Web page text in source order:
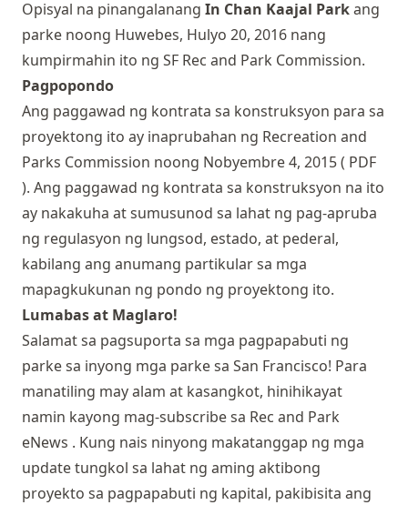
Opisyal na pinangalanang In Chan Kaajal Parkang
parke noong Huwebes, Hulyo 20, 2016 nang
kumpirmahin ito ng SF Rec and Park Commission.
Pagpopondo
Ang paggawad ng kontrata sa konstruksyon para sa
proyektong ito ay inaprubahan ng Recreation and
Parks Commission noong Nobyembre 4, 2015 ( PDF
). Ang paggawad ng kontrata sa konstruksyon na ito
ay nakakuha at sumusunod sa lahat ng pag-apruba
ng regulasyon ng lungsod, estado, at pederal,
kabilang ang anumang partikular sa mga
mapagkukunan ng pondo ng proyektong ito.
Lumabas at Maglaro!
Salamat sa pagsuporta sa mga pagpapabuti ng
parke sa inyong mga parke sa San Francisco! Para
manatiling may alam at kasangkot, hinihikayat
namin kayong mag-subscribe sa Rec and Park
eNews . Kung nais ninyong makatanggap ng mga
update tungkol sa lahat ng aming aktibong
proyekto sa pagpapabuti ng kapital, pakibisita ang